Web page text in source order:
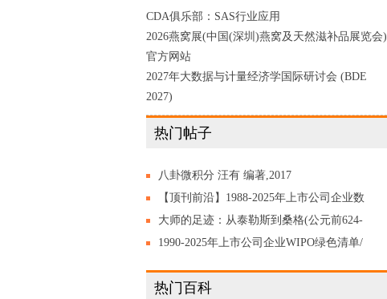
CDA俱乐部：SAS行业应用
2026燕窝展(中国(深圳)燕窝及天然滋补品展览会)
官方网站
2027年大数据与计量经济学国际研讨会 (BDE
2027)
热门帖子
八卦微积分 汪有 编著,2017
【顶刊前沿】1988-2025年上市公司企业数
绿转型协同度数据集,含数字化+绿色化原始
数据!
大师的足迹：从泰勒斯到桑格(公元前624-
公元2013年) 陈志谦 陈乐濛 编著，2020
1990-2025年上市公司企业WIPO绿色清单/
+代码！
热门百科